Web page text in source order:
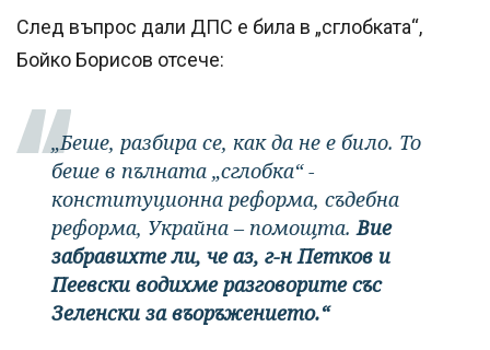
След въпрос дали ДПС е била в „сглобката“,
Бойко Борисов отсече:
„Беше, разбира се, как да не е било. То
беше в пълната „сглобка“ -
конституционна реформа, съдебна
реформа, Украйна – помощта. Вие
забравихте ли, че аз, г-н Петков и
Пеевски водихме разговорите със
Зеленски за въоръжението.“